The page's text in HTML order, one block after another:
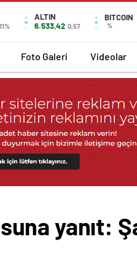
ALTIN
6.533,42 0,57
BITCOIN
%
Foto Galeri Videolar
yanıt: